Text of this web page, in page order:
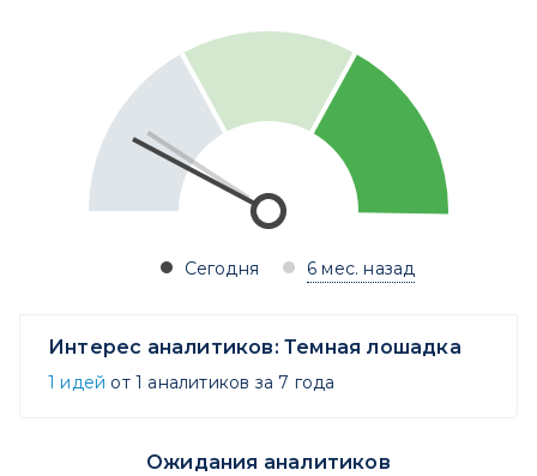
Сегодня 6 мес. назад
Интерес аналитиков: Темная лошадка
1 идей от 1 аналитиков за 7 года
Ожидания аналитиков